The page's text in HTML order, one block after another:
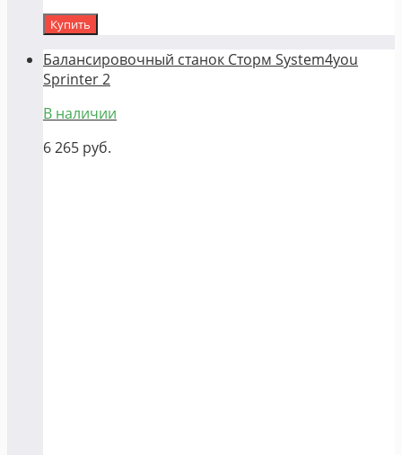
Купить
Балансировочный станок Сторм System4you
Sprinter 2
В наличии
6 265 руб.